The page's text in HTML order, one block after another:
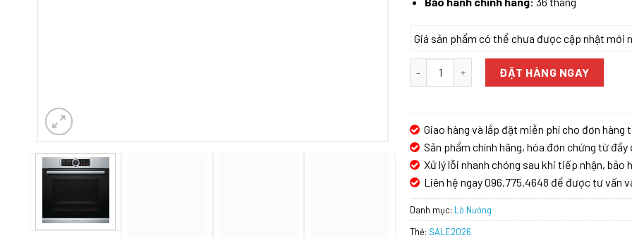
Giá sản phẩm có thể chưa được cập nhật mới
LÒ NƯỚNG ÂM TỦ BOSCH HMH HBG633BS1A
ĐẶT HÀNG NGAY
Giao hàng và lắp đặt miễn phí cho đơn hàng
Sản phẩm chính hãng, hóa đơn chứng từ đầy
Xử lý lỗi nhanh chóng sau khi tiếp nhận, bảo
Liên hệ ngay 096.775.4648 để được tư vấn
Danh mục: Lò Nướng
Thẻ: SALE2026